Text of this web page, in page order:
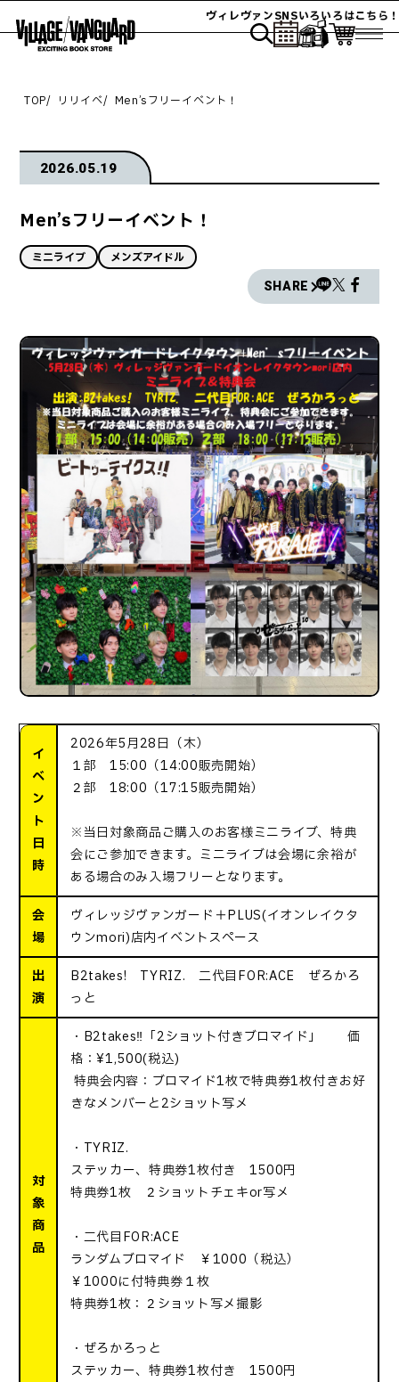
ヴィレヴァンSNSいろいろはこちら！
TOP リリイベ Men’sフリーイベント！
2026.05.19
Men’sフリーイベント！
ミニライブ メンズアイドル
SHARE
イ
ベ
ン
ト
日
時
2026年5月28日（木）
１部 15:00（14:00販売開始）
２部 18:00（17:15販売開始）
※当日対象商品ご購入のお客様ミニライブ、特典
会にご参加できます。ミニライブは会場に余裕が
ある場合のみ入場フリーとなります。
会
場
ヴィレッジヴァンガード＋PLUS(イオンレイクタ
ウンmori)店内イベントスペース
出
演
B2takes! TYRIZ. 二代目FOR:ACE ぜろかろ
っと
対
象
商
品
・B2takes‼「2ショット付きブロマイド」 価
格：¥1,500(税込)
特典会内容：ブロマイド1枚で特典券1枚付き→お好
きなメンバーと2ショット写メ
・TYRIZ.
ステッカー、特典券1枚付き 1500円
特典券1枚 ２ショットチェキor写メ
・二代目FOR:ACE
ランダムブロマイド ￥1000（税込）
￥1000に付特典券１枚
特典券1枚：２ショット写メ撮影
・ぜろかろっと
ステッカー、特典券1枚付き 1500円